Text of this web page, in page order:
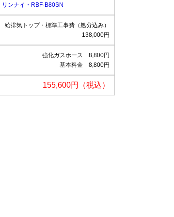
リンナイ・RBF-B80SN
給排気トップ・標準工事費（処分込み）
138,000円
強化ガスホース 8,800円
基本料金 8,800円
155,600円（税込）